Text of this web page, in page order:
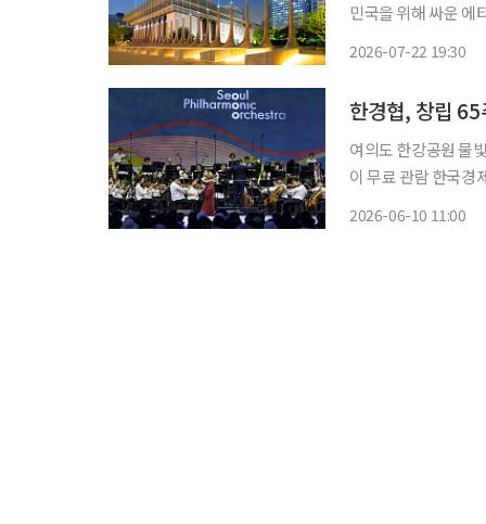
민국을 위해 싸운
2026-07-22 19:30
한경협, 창립 65
여의도 한강공원 물
이 무료 관람 한국경제인협회가 창립 65주년을 기념해 서울시립교향악단과 함께 한강에서
2026-06-10 11:00